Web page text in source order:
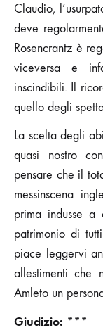
Claudio,
deve
Rosencrantz è
viceversa e
inscindibili. Il
quello degli
La scelta degli
quasi nostro
pensare che il
messinscena
prima indusse a
patrimonio di
piace leggervi
allestimenti che
Amleto un
Giudizio: ***